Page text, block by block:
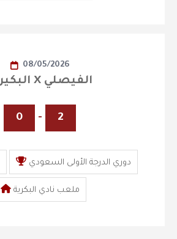
08/05/2026
البكيرية X الفيصلي
0 - 2
دوري الدرجة الأولى السعودي
ملعب نادي البكرية